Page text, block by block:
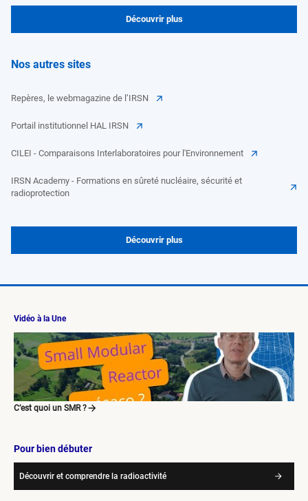
Découvrir plus
Nos autres sites
Repères, le webmagazine de l’IRSN
Portail institutionnel HAL IRSN
CILEI - Comparaisons Interlaboratoires pour l'Environnement
IRSN Academy - Formations en sûreté nucléaire, sécurité et
radioprotection
Découvrir plus
Vidéo à la Une
C’est quoi un SMR ?
Pour bien débuter
Découvrir et comprendre la radioactivité